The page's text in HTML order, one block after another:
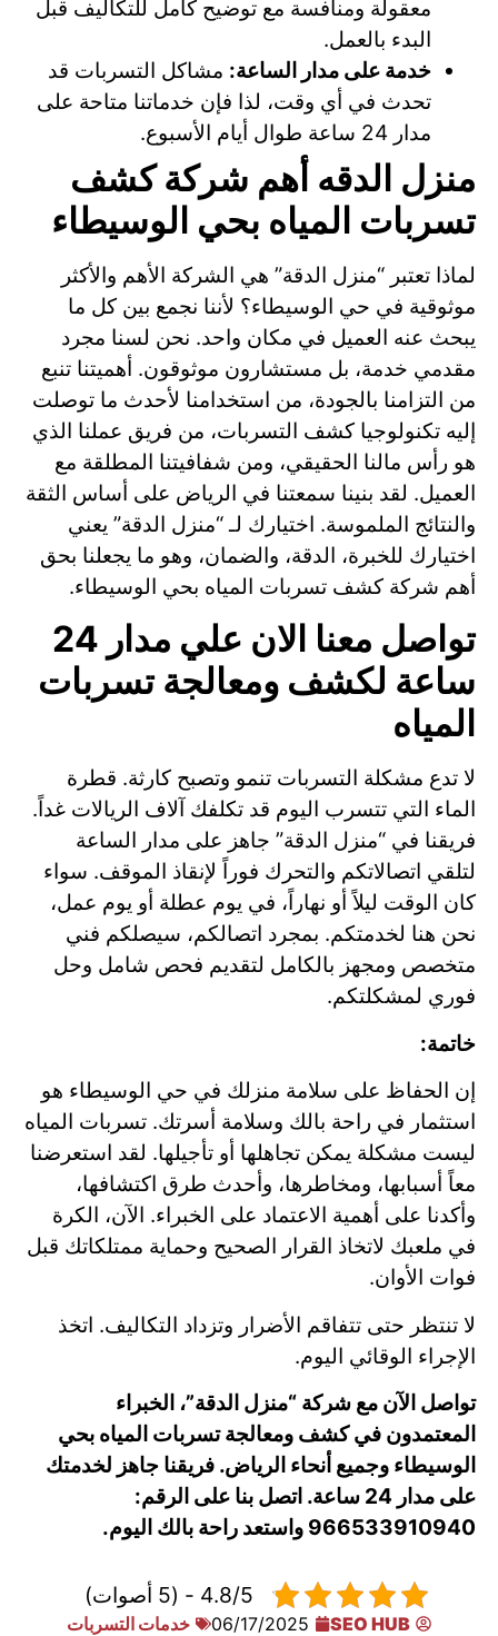
معقولة ومنافسة مع توضيح كامل للتكاليف قبل
البدء بالعمل.
خدمة على مدار الساعة: مشاكل التسربات قد
تحدث في أي وقت، لذا فإن خدماتنا متاحة على
مدار 24 ساعة طوال أيام الأسبوع.
منزل الدقه أهم شركة كشف
تسربات المياه بحي الوسيطاء
لماذا تعتبر “منزل الدقة” هي الشركة الأهم والأكثر
موثوقية في حي الوسيطاء؟ لأننا نجمع بين كل ما
يبحث عنه العميل في مكان واحد. نحن لسنا مجرد
مقدمي خدمة، بل مستشارون موثوقون. أهميتنا تنبع
من التزامنا بالجودة، من استخدامنا لأحدث ما توصلت
إليه تكنولوجيا كشف التسربات، من فريق عملنا الذي
هو رأس مالنا الحقيقي، ومن شفافيتنا المطلقة مع
العميل. لقد بنينا سمعتنا في الرياض على أساس الثقة
والنتائج الملموسة. اختيارك لـ “منزل الدقة” يعني
اختيارك للخبرة، الدقة، والضمان، وهو ما يجعلنا بحق
أهم شركة كشف تسربات المياه بحي الوسيطاء.
تواصل معنا الان علي مدار 24
ساعة لكشف ومعالجة تسربات
المياه
لا تدع مشكلة التسربات تنمو وتصبح كارثة. قطرة
الماء التي تتسرب اليوم قد تكلفك آلاف الريالات غداً.
فريقنا في “منزل الدقة” جاهز على مدار الساعة
لتلقي اتصالاتكم والتحرك فوراً لإنقاذ الموقف. سواء
كان الوقت ليلاً أو نهاراً، في يوم عطلة أو يوم عمل،
نحن هنا لخدمتكم. بمجرد اتصالكم، سيصلكم فني
متخصص ومجهز بالكامل لتقديم فحص شامل وحل
فوري لمشكلتكم.
خاتمة:
إن الحفاظ على سلامة منزلك في حي الوسيطاء هو
استثمار في راحة بالك وسلامة أسرتك. تسربات المياه
ليست مشكلة يمكن تجاهلها أو تأجيلها. لقد استعرضنا
معاً أسبابها، ومخاطرها، وأحدث طرق اكتشافها،
وأكدنا على أهمية الاعتماد على الخبراء. الآن، الكرة
في ملعبك لاتخاذ القرار الصحيح وحماية ممتلكاتك قبل
فوات الأوان.
لا تنتظر حتى تتفاقم الأضرار وتزداد التكاليف. اتخذ
الإجراء الوقائي اليوم.
تواصل الآن مع شركة “منزل الدقة”، الخبراء
المعتمدون في كشف ومعالجة تسربات المياه بحي
الوسيطاء وجميع أنحاء الرياض. فريقنا جاهز لخدمتك
على مدار 24 ساعة. اتصل بنا على الرقم:
966533910940 واستعد راحة بالك اليوم.
4.8/5 - (5 أصوات)
SEO HUB
06/17/2025
خدمات التسربات